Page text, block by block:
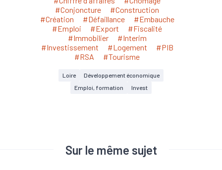
#Conjoncture
#Construction
#Création
#Défaillance
#Embauche
#Emploi
#Export
#Fiscalité
#Immobilier
#Interim
#Investissement
#Logement
#PIB
#RSA
#Tourisme
Loire
Développement économique
Emploi, formation
Invest
Sur le même sujet